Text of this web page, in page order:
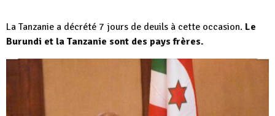
La Tanzanie a décrété 7 jours de deuils à cette occasion. Le
Burundi et la Tanzanie sont des pays frères.